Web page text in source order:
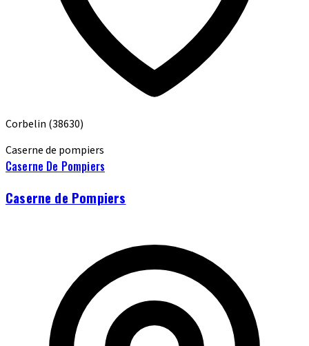
Corbelin (38630)
Caserne de pompiers
Caserne De Pompiers
Caserne de Pompiers